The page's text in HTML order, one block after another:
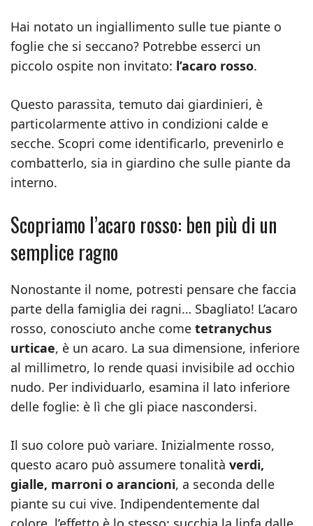
Hai notato un ingiallimento sulle tue piante o
foglie che si seccano? Potrebbe esserci un
piccolo ospite non invitato: l’acaro rosso.
Questo parassita, temuto dai giardinieri, è
particolarmente attivo in condizioni calde e
secche. Scopri come identificarlo, prevenirlo e
combatterlo, sia in giardino che sulle piante da
interno.
Scopriamo l’acaro rosso: ben più di un
semplice ragno
Nonostante il nome, potresti pensare che faccia
parte della famiglia dei ragni… Sbagliato! L’acaro
rosso, conosciuto anche come tetranychus
urticae, è un acaro. La sua dimensione, inferiore
al millimetro, lo rende quasi invisibile ad occhio
nudo. Per individuarlo, esamina il lato inferiore
delle foglie: è lì che gli piace nascondersi.
Il suo colore può variare. Inizialmente rosso,
questo acaro può assumere tonalità verdi,
gialle, marroni o arancioni, a seconda delle
piante su cui vive. Indipendentemente dal